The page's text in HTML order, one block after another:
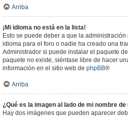
Arriba
¡Mi idioma no está en la lista!
Esto se puede deber a que la
idioma para el foro o nadie ha creado una
Administrador si puede instalar el paquete
paquete no existe, siéntase libre de hacer
información en el sitio web de phpBB®
Arriba
¿Qué es la imagen al lado de mi nombre
Hay dos imágenes que pueden aparecer